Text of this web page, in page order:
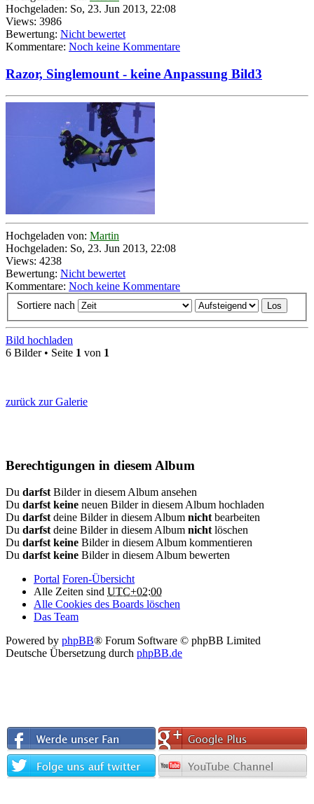
Hochgeladen: So, 23. Jun 2013, 22:08
Views: 3986
Bewertung: Nicht bewertet
Kommentare: Noch keine Kommentare
Razor, Singlemount - keine Anpassung Bild3
Hochgeladen von: Martin
Hochgeladen: So, 23. Jun 2013, 22:08
Views: 4238
Bewertung: Nicht bewertet
Kommentare: Noch keine Kommentare
Sortiere nach
Bild hochladen
6 Bilder • Seite 1 von 1
zurück zur Galerie
Berechtigungen in diesem Album
Du darfst Bilder in diesem Album ansehen
Du darfst keine neuen Bilder in diesem Album hochladen
Du darfst deine Bilder in diesem Album nicht bearbeiten
Du darfst deine Bilder in diesem Album nicht löschen
Du darfst keine Bilder in diesem Album kommentieren
Du darfst keine Bilder in diesem Album bewerten
Portal Foren-Übersicht
Alle Zeiten sind UTC+02:00
Alle Cookies des Boards löschen
Das Team
Powered by phpBB® Forum Software © phpBB Limited
Deutsche Übersetzung durch phpBB.de